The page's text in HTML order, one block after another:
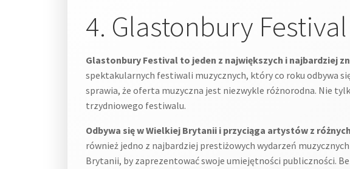
4. Glastonbury Festival
Glastonbury Festival to jeden z największych i najbardziej
spektakularnych festiwali muzycznych, który co roku odbywa
sprawia, że oferta muzyczna jest niezwykle różnorodna. Nie
trzydniowego festiwalu.
Odbywa się w Wielkiej Brytanii i przyciąga artystów z
również jedno z najbardziej prestiżowych wydarzeń
Brytanii, by zaprezentować swoje umiejętności publiczności.